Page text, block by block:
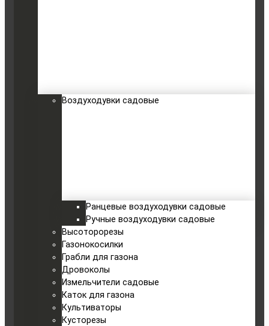
Воздуходувки садовые
Ранцевые воздуходувки садовые
Ручные воздуходувки садовые
Высоторорезы
Газонокосилки
Грабли для газона
Дровоколы
Измельчители садовые
Каток для газона
Культиваторы
Кусторезы